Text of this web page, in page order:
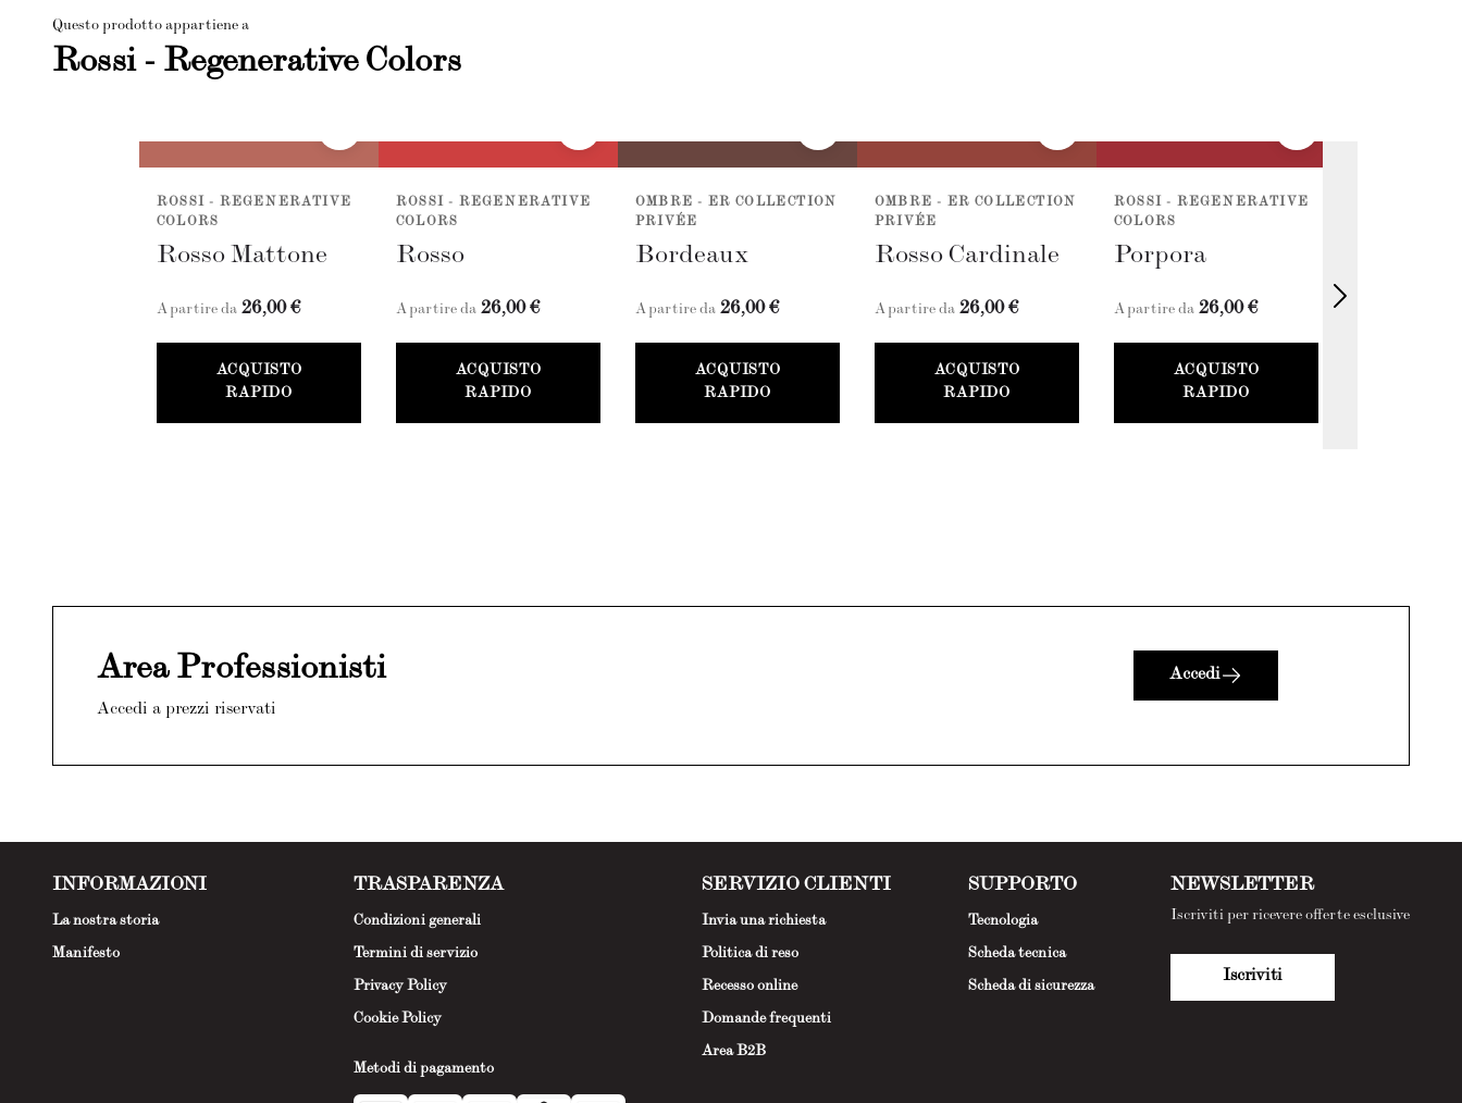
Questo prodotto appartiene a
Rossi - Regenerative Colors
ROSSI - REGENERATIVE
COLORS
Rosso Mattone
A partire da 26,00 €
ACQUISTO
RAPIDO
ROSSI - REGENERATIVE
COLORS
Rosso
A partire da 26,00 €
ACQUISTO
RAPIDO
OMBRE - ER COLLECTION
PRIVÉE
Bordeaux
A partire da 26,00 €
ACQUISTO
RAPIDO
OMBRE - ER COLLECTION
PRIVÉE
Rosso Cardinale
A partire da 26,00 €
ACQUISTO
RAPIDO
ROSSI - REGENERATIVE
COLORS
Porpora
A partire da 26,00 €
ACQUISTO
RAPIDO
Area Professionisti
Accedi a prezzi riservati
Accedi
INFORMAZIONI
La nostra storia
Manifesto
TRASPARENZA
Condizioni generali
Termini di servizio
Privacy Policy
Cookie Policy
Metodi di pagamento
SERVIZIO CLIENTI
Invia una richiesta
Politica di reso
Recesso online
Domande frequenti
Area B2B
SUPPORTO
Tecnologia
Scheda tecnica
Scheda di sicurezza
NEWSLETTER
Iscriviti per ricevere offerte esclusive
Iscriviti